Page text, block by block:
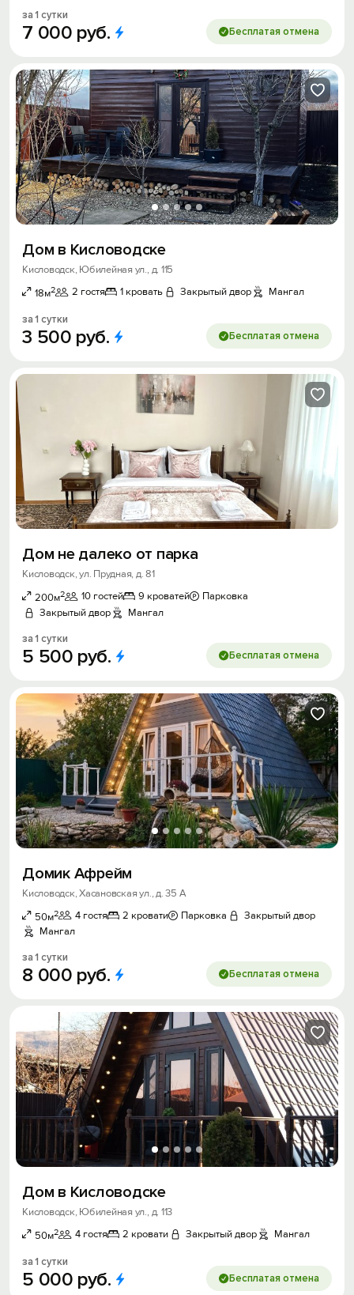
за 1 сутки
7 000 руб. Бесплатая отмена
Дом в Кисловодске
Кисловодск, Юбилейная ул., д. 115
18м2 2 гостя 1 кровать Закрытый двор Мангал
за 1 сутки
3 500 руб. Бесплатая отмена
Дом не далеко от парка
Кисловодск, ул. Прудная, д. 81
200м2 10 гостей 9 кроватей
Парковка
Закрытый двор
Мангал
за 1 сутки
5 500 руб. Бесплатая отмена
Домик Афрейм
Кисловодск, Хасановская ул., д. 35 А
50м2 4 гостя 2 кровати Парковка
Закрытый двор
Мангал
за 1 сутки
8 000 руб. Бесплатая отмена
Дом в Кисловодске
Кисловодск, Юбилейная ул., д. 113
50м2 4 гостя 2 кровати Закрытый двор Мангал
за 1 сутки
5 000 руб. Бесплатая отмена